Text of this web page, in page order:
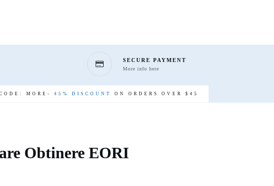
SECURE PAYMENT
More info here
MORE- 45% DISCOUNT ON ORDERS OVER $45
Obtinere EORI